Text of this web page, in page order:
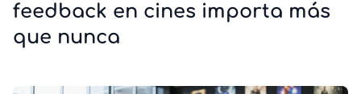
feedback en cines importa más
que nunca